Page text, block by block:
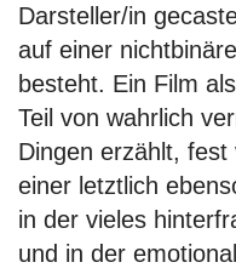
Darsteller/in
auf einer
besteht. Ein Film
Teil von wahrlich
Dingen erzählt,
einer letztlich
in der vieles
und in der